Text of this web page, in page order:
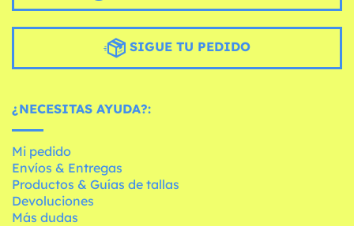
SIGUE TU PEDIDO
¿NECESITAS AYUDA?:
Mi pedido
Envíos & Entregas
Productos & Guías de tallas
Devoluciones
Más dudas